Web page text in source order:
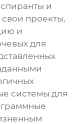
и
проекты,
и
для
системы для